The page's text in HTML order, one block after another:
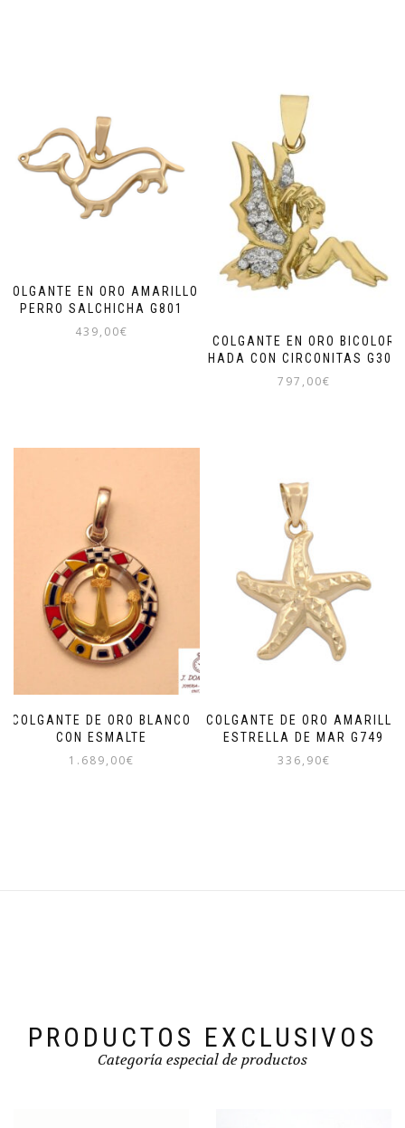
COLGANTE EN ORO AMARILLO
PERRO SALCHICHA G801
439,00€
COLGANTE EN ORO BICOLOR
HADA CON CIRCONITAS G306
797,00€
COLGANTE DE ORO BLANCO
CON ESMALTE
1.689,00€
COLGANTE DE ORO AMARILLO
ESTRELLA DE MAR G749
336,90€
PRODUCTOS EXCLUSIVOS
Categoría especial de productos